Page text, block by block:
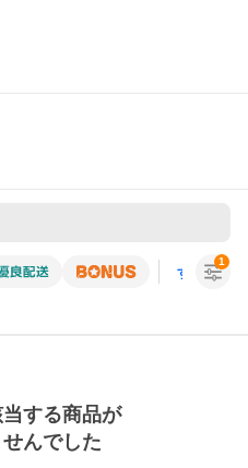
すべての条
1
する商品が
んでした